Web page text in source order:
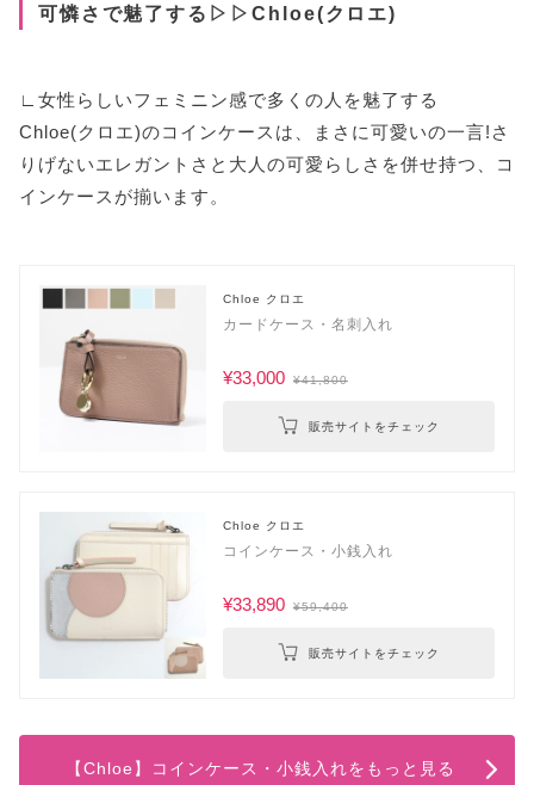
可憐さで魅了する▷▷Chloe(クロエ)
∟女性らしいフェミニン感で多くの人を魅了する
Chloe(クロエ)のコインケースは、まさに可愛いの一言!さ
りげないエレガントさと大人の可愛らしさを併せ持つ、コ
インケースが揃います。
Chloe クロエ
カードケース・名刺入れ
¥33,000 ¥41,800
販売サイトをチェック
Chloe クロエ
コインケース・小銭入れ
¥33,890 ¥59,400
販売サイトをチェック
【Chloe】コインケース・小銭入れをもっと見る